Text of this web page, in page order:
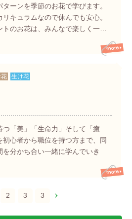
ターンを季節のお花で学びます。
リキュラムなので休んでも安心。
トのお花は、みんなで楽しく一…
花 生け花
つ「美」「生命力」そして「癒
初心者から職位を持つ方まで、同
を分かち合い一緒に学んでいき
2 3 3